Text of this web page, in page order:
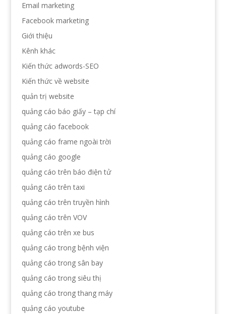
Email marketing
Facebook marketing
Giới thiệu
Kênh khác
Kiến thức adwords-SEO
Kiến thức về website
quản trị website
quảng cáo báo giấy – tạp chí
quảng cáo facebook
quảng cáo frame ngoài trời
quảng cáo google
quảng cáo trên báo điện tử
quảng cáo trên taxi
quảng cáo trên truyền hình
quảng cáo trên VOV
quảng cáo trên xe bus
quảng cáo trong bệnh viện
quảng cáo trong sân bay
quảng cáo trong siêu thị
quảng cáo trong thang máy
quảng cáo youtube